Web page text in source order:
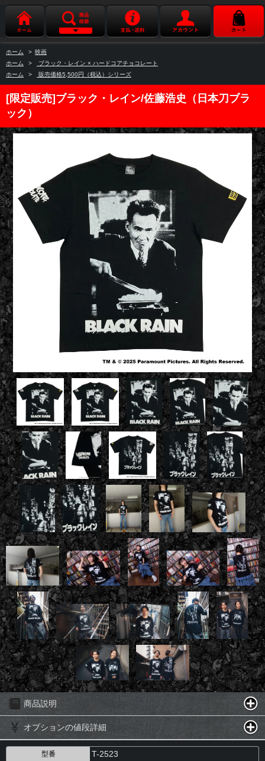
ホーム > 映画
ホーム
>
ブラック・レイン × ハードコアチョコレート
ホーム
> 販売価格5,500円（税込）シリーズ
[限定販売]ブラック・レイン/佐藤浩史（日本刀ブラ
ック）
商品説明
オプションの値段詳細
型番 T-2523